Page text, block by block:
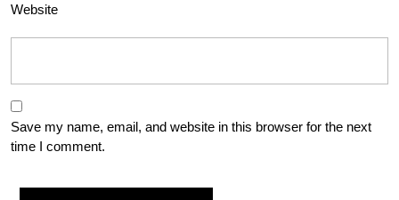
Website
Save my name, email, and website in this browser for the next
time I comment.